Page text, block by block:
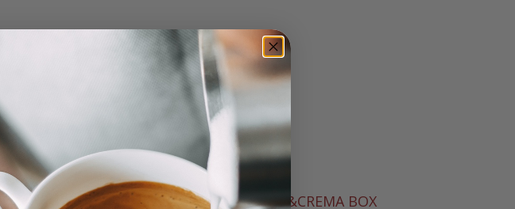
TÉS E INFUSIONES
SOL&CREMA BOX